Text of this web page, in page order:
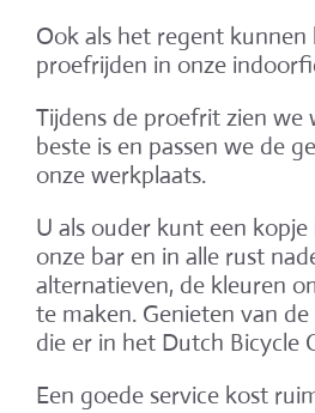
Ook als het regent kunnen
proefrijden in onze
Tijdens de proefrit zien we
beste is en passen we de
onze werkplaats.
U als ouder kunt een
onze bar en in alle rust
alternatieven, de kleuren
te maken. Genieten van
die er in het Dutch Bicycle
Een goede service kost